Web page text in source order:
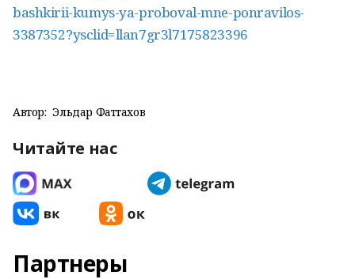
bashkirii-kumys-ya-proboval-mne-ponravilos-
3387352?ysclid=llan7gr3l7175823396
Автор: Эльдар Фаттахов
Читайте нас
Партнеры